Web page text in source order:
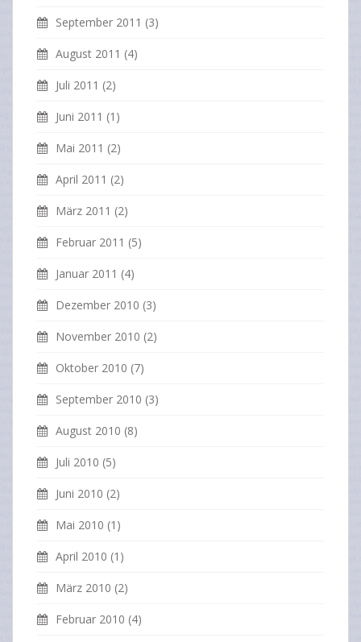
September 2011 (3)
August 2011 (4)
Juli 2011 (2)
Juni 2011 (1)
Mai 2011 (2)
April 2011 (2)
März 2011 (2)
Februar 2011 (5)
Januar 2011 (4)
Dezember 2010 (3)
November 2010 (2)
Oktober 2010 (7)
September 2010 (3)
August 2010 (8)
Juli 2010 (5)
Juni 2010 (2)
Mai 2010 (1)
April 2010 (1)
März 2010 (2)
Februar 2010 (4)